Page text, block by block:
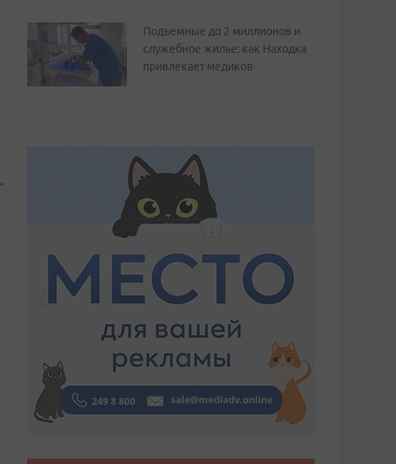
Подъемные до 2 миллионов и
служебное жилье: как Находка
привлекает медиков